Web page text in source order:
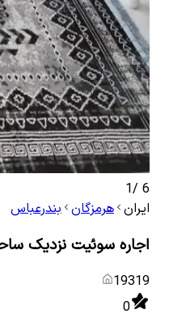
6
/
1
ایران هرمزگان بندرعباس
اجاره سوئیت نزدیک
19319
0